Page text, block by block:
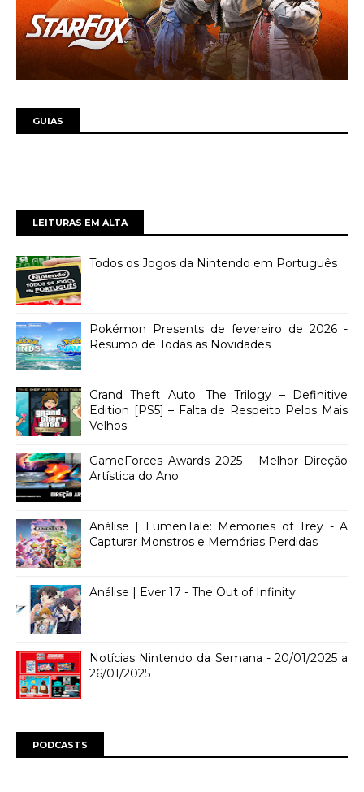
GUIAS
LEITURAS EM ALTA
Todos os Jogos da Nintendo em Português
Pokémon Presents de fevereiro de 2026 -
Resumo de Todas as Novidades
Grand Theft Auto: The Trilogy – Definitive
Edition [PS5] – Falta de Respeito Pelos Mais
Velhos
GameForces Awards 2025 - Melhor Direção
Artística do Ano
Análise | LumenTale: Memories of Trey - A
Capturar Monstros e Memórias Perdidas
Análise | Ever 17 - The Out of Infinity
Notícias Nintendo da Semana - 20/01/2025 a
26/01/2025
PODCASTS